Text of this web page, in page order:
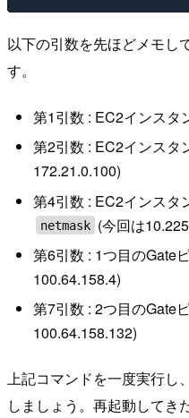
以下の引数を先ほどメモし
す。
第1引数 : EC2インスタ
第2引数 : EC2インスタ
172.21.0.100)
第4引数 : EC2インスタ
netmask (今回は
第6引数 : 1つ目のGate
100.64.158.4)
第7引数 : 2つ目のGate
100.64.158.132)
上記コマンドを一度実行し
しましょう。再起動してきた